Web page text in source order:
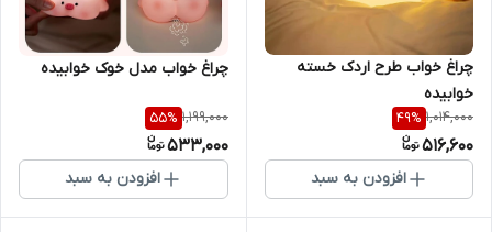
چراغ خواب طرح اردک خسته
خوابیده
1,014,000
49%
516,600
افزودن به سبد
چراغ خواب مدل خوک خوابیده
1,199,000
55%
533,000
افزودن به سبد